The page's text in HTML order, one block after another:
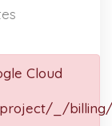
Cloud
project/_/